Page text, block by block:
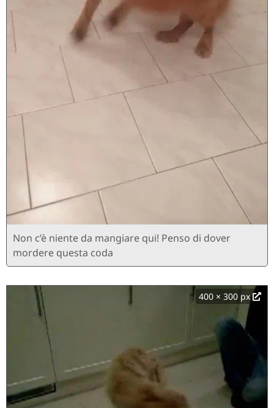
Non c’è niente da mangiare qui! Penso di dover
mordere questa coda
400 × 300 px